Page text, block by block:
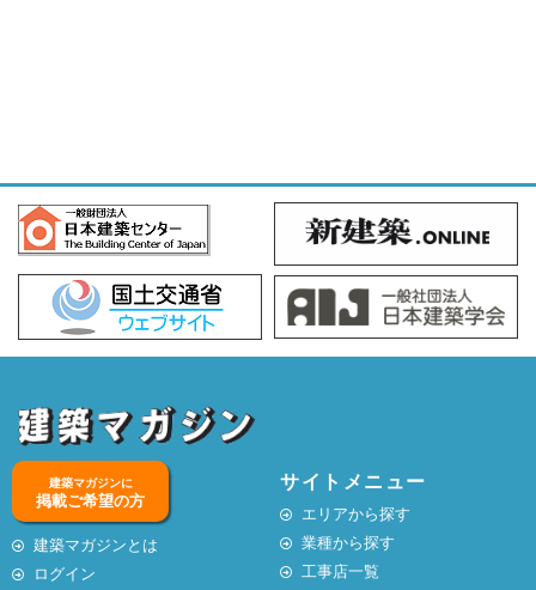
建築マガジンに
掲載ご希望の方
建築マガジンとは
ログイン
サイトメニュー
エリアから探す
業種から探す
工事店一覧